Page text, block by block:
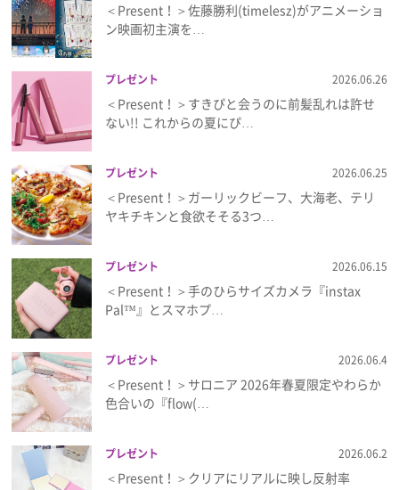
＜Present！＞佐藤勝利(timelesz)がアニメーショ
ン映画初主演を…
プレゼント 2026.06.26
＜Present！＞すきぴと会うのに前髪乱れは許せ
ない!! これからの夏にぴ…
プレゼント 2026.06.25
＜Present！＞ガーリックビーフ、大海老、テリ
ヤキチキンと食欲そそる3つ…
プレゼント 2026.06.15
＜Present！＞手のひらサイズカメラ『instax
Pal™』とスマホプ…
プレゼント 2026.06.4
＜Present！＞サロニア 2026年春夏限定やわらか
色合いの『flow(…
プレゼント 2026.06.2
＜Present！＞クリアにリアルに映し反射率